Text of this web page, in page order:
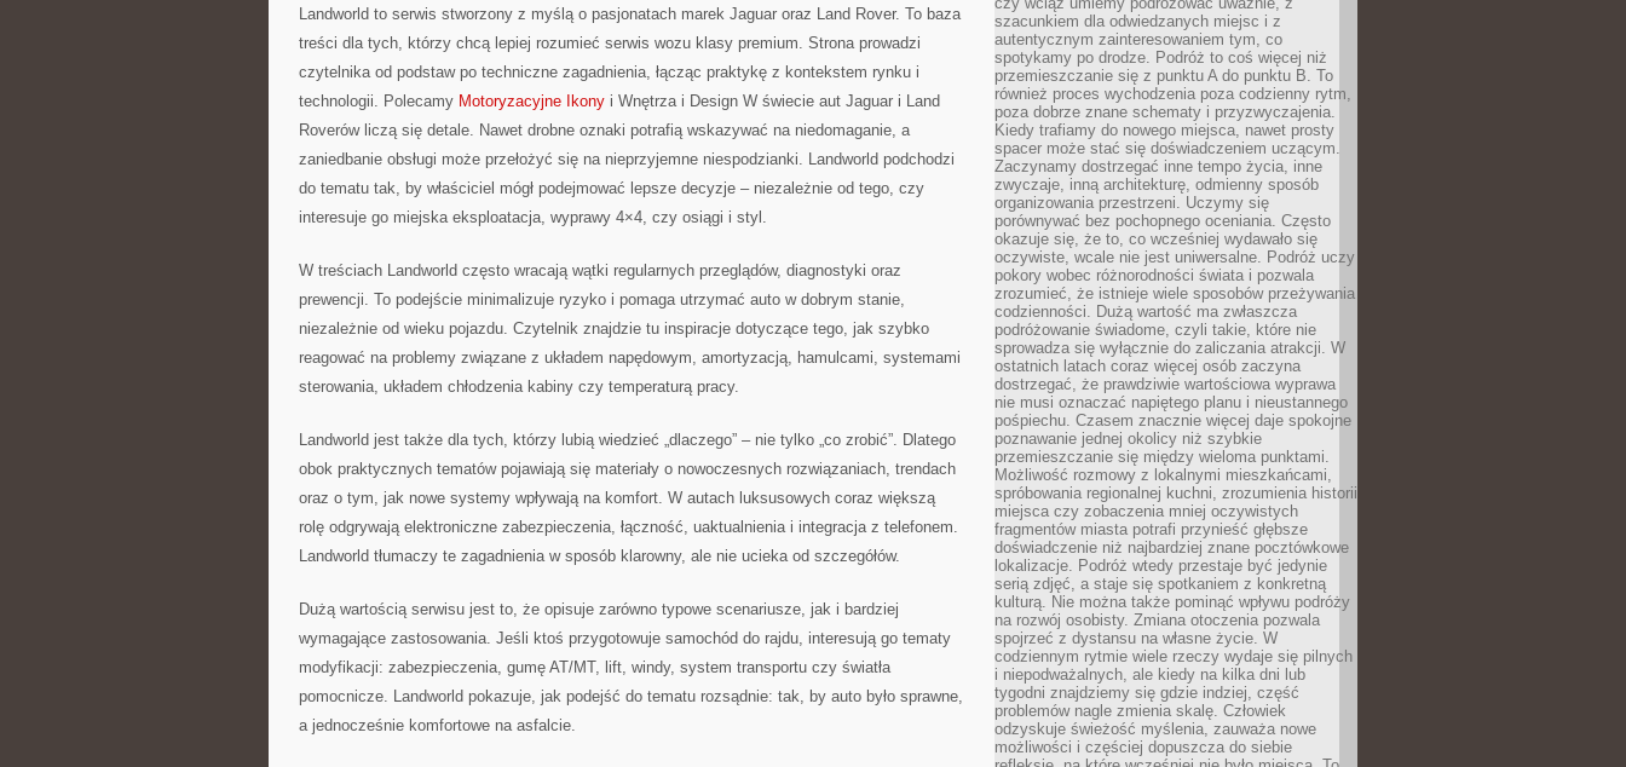
Landworld to serwis stworzony z myślą o pasjonatach marek Jaguar oraz Land Rover. To baza
treści dla tych, którzy chcą lepiej rozumieć serwis wozu klasy premium. Strona prowadzi
czytelnika od podstaw po techniczne zagadnienia, łącząc praktykę z kontekstem rynku i
technologii. Polecamy Motoryzacyjne Ikony i Wnętrza i Design W świecie aut Jaguar i Land
Roverów liczą się detale. Nawet drobne oznaki potrafią wskazywać na niedomaganie, a
zaniedbanie obsługi może przełożyć się na nieprzyjemne niespodzianki. Landworld podchodzi
do tematu tak, by właściciel mógł podejmować lepsze decyzje – niezależnie od tego, czy
interesuje go miejska eksploatacja, wyprawy 4×4, czy osiągi i styl.
W treściach Landworld często wracają wątki regularnych przeglądów, diagnostyki oraz
prewencji. To podejście minimalizuje ryzyko i pomaga utrzymać auto w dobrym stanie,
niezależnie od wieku pojazdu. Czytelnik znajdzie tu inspiracje dotyczące tego, jak szybko
reagować na problemy związane z układem napędowym, amortyzacją, hamulcami, systemami
sterowania, układem chłodzenia kabiny czy temperaturą pracy.
Landworld jest także dla tych, którzy lubią wiedzieć „dlaczego” – nie tylko „co zrobić”. Dlatego
obok praktycznych tematów pojawiają się materiały o nowoczesnych rozwiązaniach, trendach
oraz o tym, jak nowe systemy wpływają na komfort. W autach luksusowych coraz większą
rolę odgrywają elektroniczne zabezpieczenia, łączność, uaktualnienia i integracja z telefonem.
Landworld tłumaczy te zagadnienia w sposób klarowny, ale nie ucieka od szczegółów.
Dużą wartością serwisu jest to, że opisuje zarówno typowe scenariusze, jak i bardziej
wymagające zastosowania. Jeśli ktoś przygotowuje samochód do rajdu, interesują go tematy
modyfikacji: zabezpieczenia, gumę AT/MT, lift, windy, system transportu czy światła
pomocnicze. Landworld pokazuje, jak podejść do tematu rozsądnie: tak, by auto było sprawne,
a jednocześnie komfortowe na asfalcie.
szacunkiem dla odwiedzanych miejsc i z
autentycznym zainteresowaniem tym, co
spotykamy po drodze. Podróż to coś więcej niż
przemieszczanie się z punktu A do punktu B. To
również proces wychodzenia poza codzienny rytm,
poza dobrze znane schematy i przyzwyczajenia.
Kiedy trafiamy do nowego miejsca, nawet prosty
spacer może stać się doświadczeniem uczącym.
Zaczynamy dostrzegać inne tempo życia, inne
zwyczaje, inną architekturę, odmienny sposób
organizowania przestrzeni. Uczymy się
porównywać bez pochopnego oceniania. Często
okazuje się, że to, co wcześniej wydawało się
oczywiste, wcale nie jest uniwersalne. Podróż uczy
pokory wobec różnorodności świata i pozwala
zrozumieć, że istnieje wiele sposobów przeżywania
codzienności. Dużą wartość ma zwłaszcza
podróżowanie świadome, czyli takie, które nie
sprowadza się wyłącznie do zaliczania atrakcji. W
ostatnich latach coraz więcej osób zaczyna
dostrzegać, że prawdziwie wartościowa wyprawa
nie musi oznaczać napiętego planu i nieustannego
pośpiechu. Czasem znacznie więcej daje spokojne
poznawanie jednej okolicy niż szybkie
przemieszczanie się między wieloma punktami.
Możliwość rozmowy z lokalnymi mieszkańcami,
spróbowania regionalnej kuchni, zrozumienia historii
miejsca czy zobaczenia mniej oczywistych
fragmentów miasta potrafi przynieść głębsze
doświadczenie niż najbardziej znane pocztówkowe
lokalizacje. Podróż wtedy przestaje być jedynie
serią zdjęć, a staje się spotkaniem z konkretną
kulturą. Nie można także pominąć wpływu podróży
na rozwój osobisty. Zmiana otoczenia pozwala
spojrzeć z dystansu na własne życie. W
codziennym rytmie wiele rzeczy wydaje się pilnych
i niepodważalnych, ale kiedy na kilka dni lub
tygodni znajdziemy się gdzie indziej, część
problemów nagle zmienia skalę. Człowiek
odzyskuje świeżość myślenia, zauważa nowe
możliwości i częściej dopuszcza do siebie